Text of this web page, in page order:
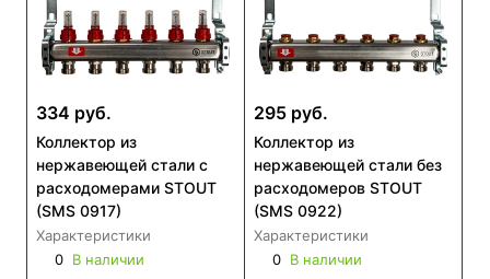
334 руб.
Коллектор из
нержавеющей стали с
расходомерами STOUT
(SMS 0917)
Характеристики
0 В наличии
295 руб.
Коллектор из
нержавеющей стали без
расходомеров STOUT
(SMS 0922)
Характеристики
0 В наличии